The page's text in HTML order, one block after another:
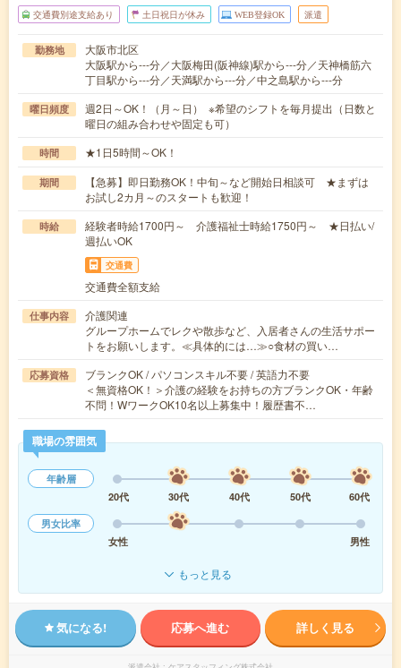
交通費別途支給あり 土日祝日が休み WEB登録OK 派遣
勤務地
大阪市北区
大阪駅から---分／大阪梅田(阪神線)駅から---分／天神橋筋六
丁目駅から---分／天満駅から---分／中之島駅から---分
曜日頻度
週2日～OK！（月～日） ※希望のシフトを毎月提出（日数と
曜日の組み合わせや固定も可）
時間 ★1日5時間～OK！
期間
【急募】即日勤務OK！中旬～など開始日相談可 ★まずは
お試し2カ月～のスタートも歓迎！
時給
経験者時給1700円～ 介護福祉士時給1750円～ ★日払い/
週払いOK
交通費
交通費全額支給
仕事内容
介護関連
グループホームでレクや散歩など、入居者さんの生活サポー
トをお願いします。≪具体的には…≫○食材の買い…
応募資格
ブランクOK / パソコンスキル不要 / 英語力不要
＜無資格OK！＞介護の経験をお持ちの方ブランクOK・年齢
不問！WワークOK10名以上募集中！履歴書不…
職場の雰囲気
年齢層
20代
30代 40代 50代
60代
男女比率
女性
男性
もっと見る
気になる! 応募へ進む 詳しく見る